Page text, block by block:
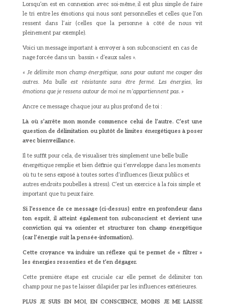
Lorsqu’on est en connexion avec soi-même, il est plus simple de faire
le tri entre les émotions qui nous sont personnelles et celles que l’on
ressent dans l’air (celles que la personne à côté de nous vit
pleinement par exemple).
Voici un message important à envoyer à son subconscient en cas de
nage forcée dans un bassin « d’eaux sales ».
« Je délimite mon champ énergétique, sans pour autant me couper des
autres. Ma bulle est résistante sans être fermé. Les énergies, les
émotions que je ressens autour de moi ne m’appartiennent pas. »
Ancre ce message chaque jour au plus profond de toi :
Là où s’arrête mon monde commence celui de l’autre. C’est une
question de délimitation ou plutôt de limites énergétiques à poser
avec bienveillance.
Il te suffit pour cela, de visualiser très simplement une belle bulle
énergétique remplie et bien définie qui t’enveloppe dans les moments
où tu te sens exposé à toutes sortes d’influences (lieux publics et
autres endroits poubelles à stress). C’est un exercice à la fois simple et
important que tu peux faire.
Si l’essence de ce message (ci-dessus) entre en profondeur dans
ton esprit, il atteint également ton subconscient et devient une
conviction qui va orienter et structurer ton champ énergétique
(car l’énergie suit la pensée-information).
Cette croyance va induire un réflexe qui te permet de « filtrer »
les énergies ressenties et de t’en dégager.
Cette première étape est cruciale car elle permet de délimiter ton
champ pour ne pas te laisser dilapider par les influences extérieures.
PLUS JE SUIS EN MOI, EN CONSCIENCE, MOINS JE ME LAISSE